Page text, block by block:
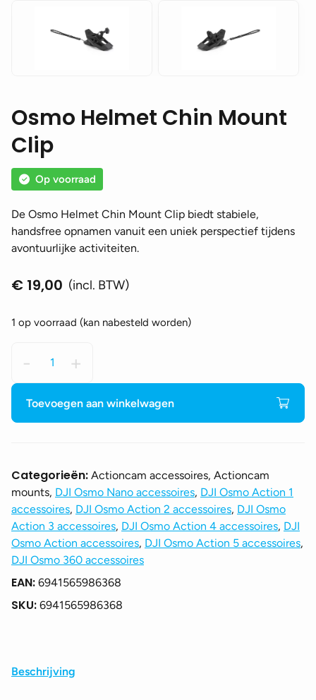
Osmo Helmet Chin Mount
Clip
Op voorraad
De Osmo Helmet Chin Mount Clip biedt stabiele,
handsfree opnamen vanuit een uniek perspectief tijdens
avontuurlijke activiteiten.
€ 19,00 (incl. BTW)
1 op voorraad (kan nabesteld worden)
-
Helmet
Chin
Mount
Clip
+
Toevoegen aan winkelwagen
Categorieën: Actioncam accessoires, Actioncam
mounts, DJI Osmo Nano accessoires, DJI Osmo Action 1
accessoires, DJI Osmo Action 2 accessoires, DJI Osmo
Action 3 accessoires, DJI Osmo Action 4 accessoires, DJI
Osmo Action accessoires, DJI Osmo Action 5 accessoires,
DJI Osmo 360 accessoires
EAN: 6941565986368
SKU: 6941565986368
Beschrijving